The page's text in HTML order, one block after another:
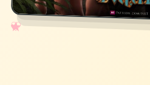
✧
♡
★
♥